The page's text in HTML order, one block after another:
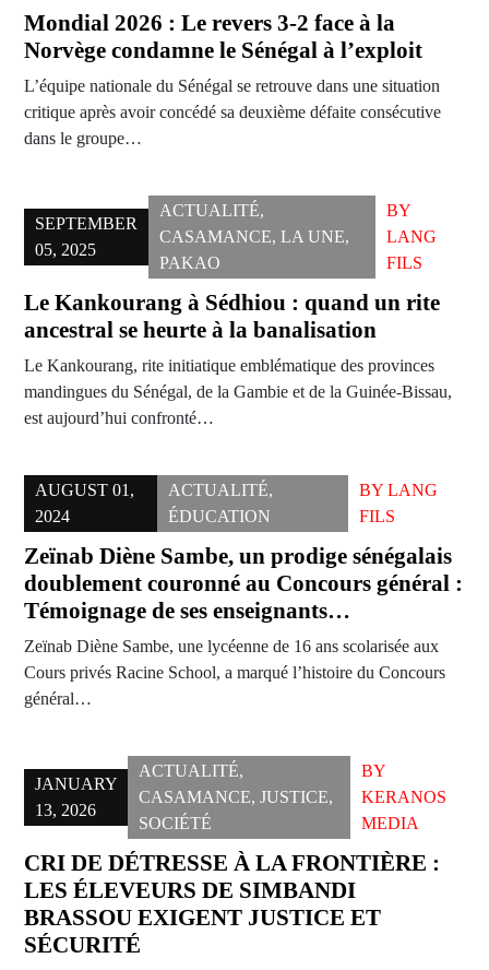
Mondial 2026 : Le revers 3-2 face à la
Norvège condamne le Sénégal à l’exploit
L’équipe nationale du Sénégal se retrouve dans une situation
critique après avoir concédé sa deuxième défaite consécutive
dans le groupe…
SEPTEMBER
05, 2025
ACTUALITÉ,
CASAMANCE, LA UNE,
PAKAO
BY
LANG
FILS
Le Kankourang à Sédhiou : quand un rite
ancestral se heurte à la banalisation
Le Kankourang, rite initiatique emblématique des provinces
mandingues du Sénégal, de la Gambie et de la Guinée-Bissau,
est aujourd’hui confronté…
AUGUST 01,
2024
ACTUALITÉ,
ÉDUCATION
BY LANG
FILS
Zeïnab Diène Sambe, un prodige sénégalais
doublement couronné au Concours général :
Témoignage de ses enseignants…
Zeïnab Diène Sambe, une lycéenne de 16 ans scolarisée aux
Cours privés Racine School, a marqué l’histoire du Concours
général…
JANUARY
13, 2026
ACTUALITÉ,
CASAMANCE, JUSTICE,
SOCIÉTÉ
BY
KERANOS
MEDIA
CRI DE DÉTRESSE À LA FRONTIÈRE :
LES ÉLEVEURS DE SIMBANDI
BRASSOU EXIGENT JUSTICE ET
SÉCURITÉ